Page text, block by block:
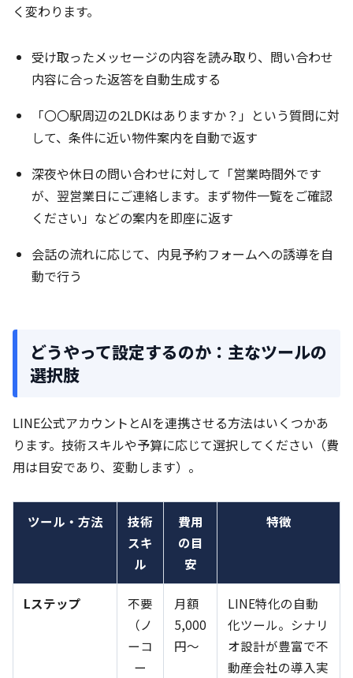
く変わります。
受け取ったメッセージの内容を読み取り、問い合わせ
内容に合った返答を自動生成する
「〇〇駅周辺の2LDKはありますか？」という質問に対
して、条件に近い物件案内を自動で返す
深夜や休日の問い合わせに対して「営業時間外です
が、翌営業日にご連絡します。まず物件一覧をご確認
ください」などの案内を即座に返す
会話の流れに応じて、内見予約フォームへの誘導を自
動で行う
どうやって設定するのか：主なツールの
選択肢
LINE公式アカウントとAIを連携させる方法はいくつかあ
ります。技術スキルや予算に応じて選択してください（費
用は目安であり、変動します）。
ツール・方法
技術
スキ
ル
費用
の目
安
特徴
Lステップ
不要
（ノ
ーコ
ー
月額
5,000
円〜
LINE特化の自動
化ツール。シナリ
オ設計が豊富で不
動産会社の導入実